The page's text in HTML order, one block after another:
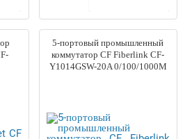
5-портовый промышленный
коммутатор CF Fiberlink CF-
Y1014GSW-20A 0/100/1000M